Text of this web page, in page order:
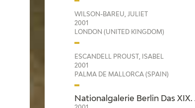
WILSON-BAREU, JULIET
2001
LONDON (UNITED KINGDOM)
ESCANDELL PROUST, ISABEL
2001
PALMA DE MALLORCA (SPAIN)
Nationalgalerie Berlin Das